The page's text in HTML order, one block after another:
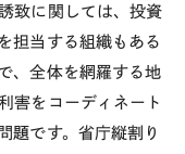
致に関しては、投資
担当する組織もある
、全体を網羅する地
害をコーディネート
題です。省庁縦割り